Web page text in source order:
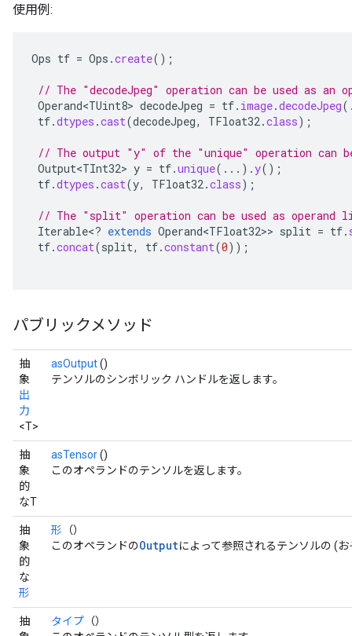
使用例:
Ops tf = Ops .create();
// The "decodeJpeg" operation can be used as an
Operand<TUint8> decodeJpeg = tf. image.decodeJpeg
tf.dtypes .cast(decodeJpeg, TFloat32.class);
// The output "y" of the "unique" operation can
Output<TInt32> y = tf.unique(...).y();
tf.dtypes .cast(y, TFloat32.class);
// The "split" operation can be used as
Iterable<? extends Operand<TFloat32>> split = tf.
tf.concat(split, tf.constant(0));
パブリックメソッド
抽
象
出
力
<T>
asOutput()
テンソルのシンボリック ハンドルを返します。
抽
象
的
なT
asTensor()
このオペランドのテンソルを返します。
抽
象
的
な
形
形 （）
このオペランドのOutputによって参照されるテンソルの (
抽
タイプ （）